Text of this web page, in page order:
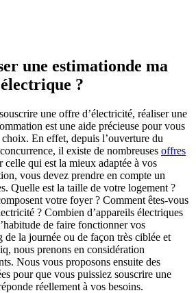
une estimationde ma
?
une offre d’électricité, réaliser une
est une aide précieuse pour vous
En effet, depuis l’ouverture du
il existe de nombreuses offres
celle qui est la mieux adaptée à vos
vous devez prendre en compte un
Quelle est la taille de votre logement ?
votre foyer ? Comment êtes-vous
? Combien d’appareils électriques
de faire fonctionner vos
de la journée ou de façon très ciblée et
nous prenons en considération
Nous vous proposons ensuite des
pour que vous puissiez souscrire une
réellement à vos besoins.